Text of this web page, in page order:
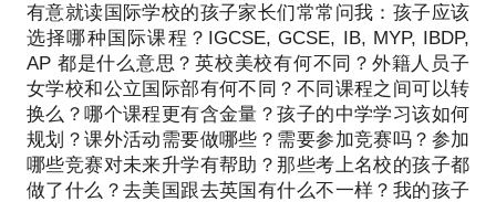
有意就读国际学校的孩子家长们常常问我：孩子应该
选择哪种国际课程？IGCSE, GCSE, IB, MYP, IBDP,
AP 都是什么意思？英校美校有何不同？外籍人员子
女学校和公立国际部有何不同？不同课程之间可以转
换么？哪个课程更有含金量？孩子的中学学习该如何
规划？课外活动需要做哪些？需要参加竞赛吗？参加
哪些竞赛对未来升学有帮助？那些考上名校的孩子都
做了什么？去美国跟去英国有什么不一样？我的孩子